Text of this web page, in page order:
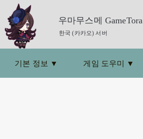
우마무스메 GameTora
한국 (카카오) 서버
기본 정보 ▼ 게임 도우미 ▼